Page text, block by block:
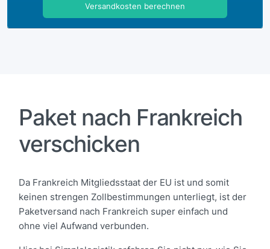
Versandkosten berechnen
Paket nach Frankreich
verschicken
Da Frankreich Mitgliedsstaat der EU ist und somit
keinen strengen Zollbestimmungen unterliegt, ist der
Paketversand nach Frankreich super einfach und
ohne viel Aufwand verbunden.